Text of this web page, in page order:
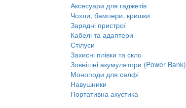
Аксесуари для гаджетів
Чохли, бампери, кришки
Зарядні пристрої
Кабелі та адаптери
Стілуси
Захисні плівки та скло
Зовнішні акумулятори (Power Bank)
Моноподи для селфі
Навушники
Портативна акустика